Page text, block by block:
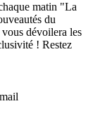
matin "La
du
dévoilera les
! Restez